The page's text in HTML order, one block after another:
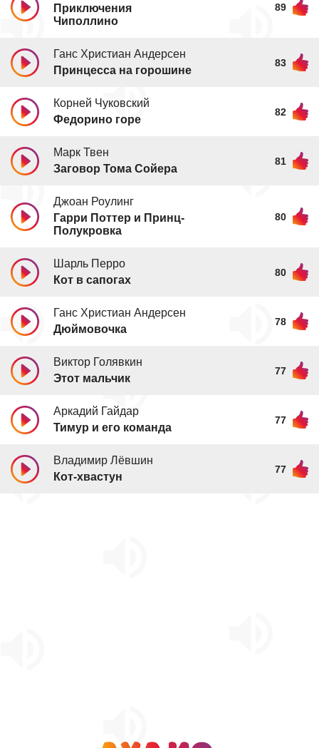
Приключения
Чиполлино
89
Ганс Христиан Андерсен
Принцесса на горошине
83
Корней Чуковский
Федорино горе
82
Марк Твен
Заговор Тома Сойера
81
Джоан Роулинг
Гарри Поттер и Принц-
Полукровка
80
Шарль Перро
Кот в сапогах
80
Ганс Христиан Андерсен
Дюймовочка
78
Виктор Голявкин
Этот мальчик
77
Аркадий Гайдар
Тимур и его команда
77
Владимир Лёвшин
Кот-хвастун
77